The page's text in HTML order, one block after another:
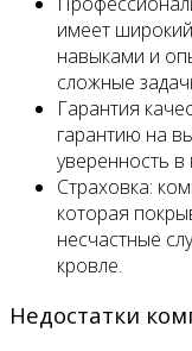
имеет
навыками и
сложные
Гарантия
гарантию на
уверенность в
Страховка:
которая
несчастные
кровле.
Недостатки